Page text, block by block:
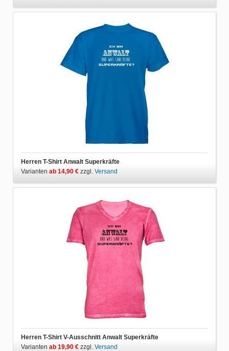
Herren T-Shirt Anwalt Superkräfte
Varianten ab 14,90 € zzgl. Versand
Herren T-Shirt V-Ausschnitt Anwalt Superkräfte
Varianten ab 19,90 € zzgl. Versand